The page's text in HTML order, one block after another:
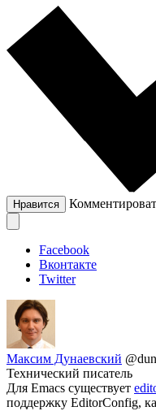
Нравится
Facebook
Вконтакте
Twitter
Максим Дунаевский
Технический писатель
Для Emacs существует
поддержку EditorConfig,